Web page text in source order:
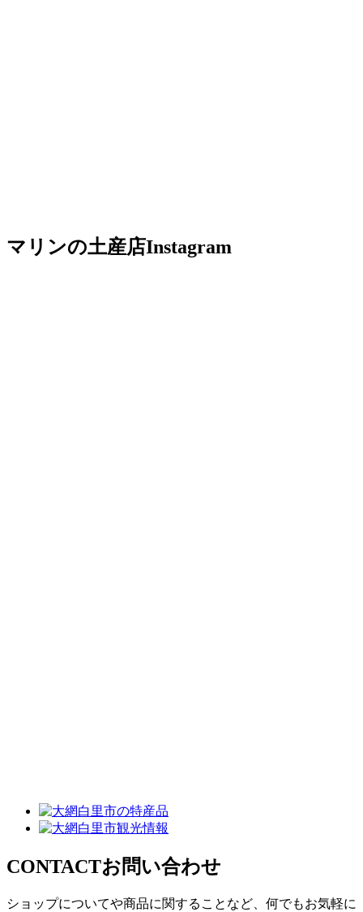
マリンの土産店Instagram
CONTACTお問い合わせ
ショップについてや商品に関することなど、何でもお気軽に